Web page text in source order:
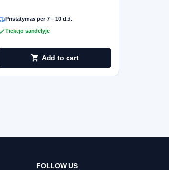
Pristatymas per 7 – 10 d.d.
Tiekėjo sandėlyje
shopping_cart Add to cart
FOLLOW US